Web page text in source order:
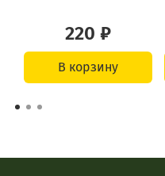
220 ₽
В корзину